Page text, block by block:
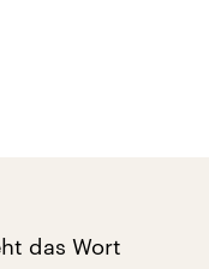
das Wort